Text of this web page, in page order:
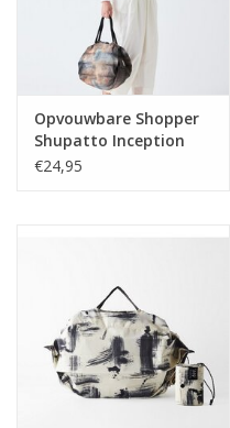
Opvouwbare Shopper
Shupatto Inception
Sepia M
€24,95